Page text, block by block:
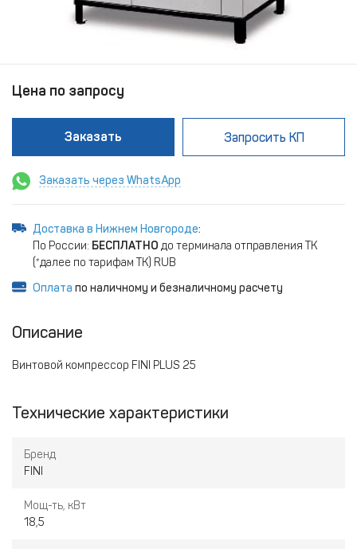
Цена по запросу
Заказать Запросить КП
Заказать через WhatsApp
Доставка в Нижнем Новгороде:
По России: БЕСПЛАТНО до терминала отправления ТК
(*далее по тарифам ТК) RUB
Оплата по наличному и безналичному расчету
Описание
Винтовой компрессор FINI PLUS 25
Технические характеристики
Бренд
FINI
Мощ-ть, кВт
18,5